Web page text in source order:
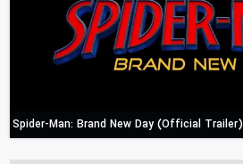
Spider-Man: Brand New Day (Official Trailer)